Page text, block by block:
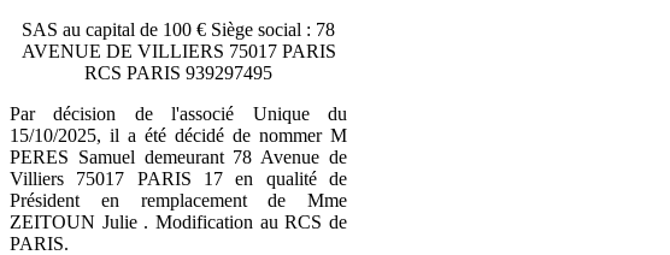
SAS au capital de 100 € Siège social : 78
AVENUE DE VILLIERS 75017 PARIS
RCS PARIS 939297495
Par décision de l'associé Unique du
15/10/2025, il a été décidé de nommer M
PERES Samuel demeurant 78 Avenue de
Villiers 75017 PARIS 17 en qualité de
Président en remplacement de Mme
ZEITOUN Julie . Modification au RCS de
PARIS.